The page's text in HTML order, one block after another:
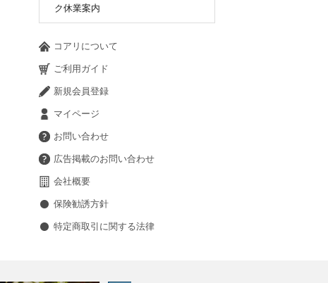
ク休業案内
コアリについて
ご利用ガイド
新規会員登録
マイページ
お問い合わせ
広告掲載のお問い合わせ
会社概要
保険勧誘方針
特定商取引に関する法律